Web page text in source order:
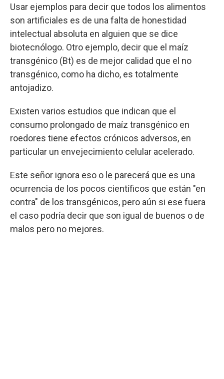
Usar ejemplos para decir que todos los alimentos
son artificiales es de una falta de honestidad
intelectual absoluta en alguien que se dice
biotecnólogo. Otro ejemplo, decir que el maíz
transgénico (Bt) es de mejor calidad que el no
transgénico, como ha dicho, es totalmente
antojadizo.
Existen varios estudios que indican que el
consumo prolongado de maíz transgénico en
roedores tiene efectos crónicos adversos, en
particular un envejecimiento celular acelerado.
Este señor ignora eso o le parecerá que es una
ocurrencia de los pocos científicos que están "en
contra" de los transgénicos, pero aún si ese fuera
el caso podría decir que son igual de buenos o de
malos pero no mejores.